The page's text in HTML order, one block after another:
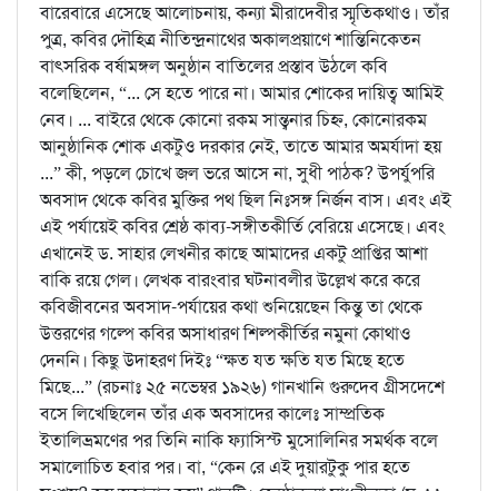
বারেবারে এসেছে আলোচনায়, কন্যা মীরাদেবীর স্মৃতিকথাও। তাঁর
পুত্র, কবির দৌহিত্র নীতিন্দ্রনাথের অকালপ্রয়াণে শান্তিনিকেতন
বাৎসরিক বর্ষামঙ্গল অনুষ্ঠান বাতিলের প্রস্তাব উঠলে কবি
বলেছিলেন, “... সে হতে পারে না। আমার শোকের দায়িত্ব আমিই
নেব। ... বাইরে থেকে কোনো রকম সান্ত্বনার চিহ্ন, কোনোরকম
আনুষ্ঠানিক শোক একটুও দরকার নেই, তাতে আমার অমর্যাদা হয়
...” কী, পড়লে চোখে জল ভরে আসে না, সুধী পাঠক? উপর্যুপরি
অবসাদ থেকে কবির মুক্তির পথ ছিল নিঃসঙ্গ নির্জন বাস। এবং এই
এই পর্যায়েই কবির শ্রেষ্ঠ কাব্য-সঙ্গীতকীর্তি বেরিয়ে এসেছে। এবং
এখানেই ড. সাহার লেখনীর কাছে আমাদের একটু প্রাপ্তির আশা
বাকি রয়ে গেল। লেখক বারংবার ঘটনাবলীর উল্লেখ করে করে
কবিজীবনের অবসাদ-পর্যায়ের কথা শুনিয়েছেন কিন্তু তা থেকে
উত্তরণের গল্পে কবির অসাধারণ শিল্পকীর্তির নমুনা কোথাও
দেননি। কিছু উদাহরণ দিইঃ “ক্ষত যত ক্ষতি যত মিছে হতে
মিছে...” (রচনাঃ ২৫ নভেম্বর ১৯২৬) গানখানি গুরুদেব গ্রীসদেশে
বসে লিখেছিলেন তাঁর এক অবসাদের কালেঃ সাম্প্রতিক
ইতালিভ্রমণের পর তিনি নাকি ফ্যাসিস্ট মুসোলিনির সমর্থক বলে
সমালোচিত হবার পর। বা, “কেন রে এই দুয়ারটুকু পার হতে